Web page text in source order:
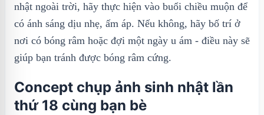
nhật ngoài trời, hãy thực hiện vào buổi chiều muộn để
có ánh sáng dịu nhẹ, ấm áp. Nếu không, hãy bố trí ở
nơi có bóng râm hoặc đợi một ngày u ám - điều này sẽ
giúp bạn tránh được bóng râm cứng.
Concept chụp ảnh sinh nhật lần
thứ 18 cùng bạn bè